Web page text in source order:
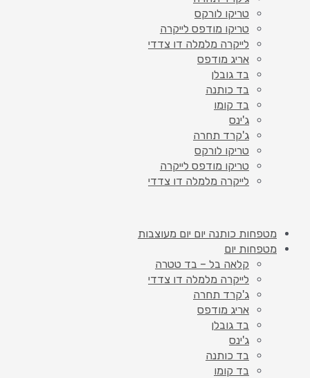
טריקו לורקס
טריקו מודפס לייקרה
לייקרה מלמלה דו צדדי
אריג מודפס
בד גובלן
בד כותנה
בד קומו
ג'ינס
ג'קרד תחרה
טריקו לורקס
טריקו מודפס לייקרה
לייקרה מלמלה דו צדדי
מטפחות כותנה יום יום מעוצבות
מטפחות יום
קלאה בל – בד טטרה
לייקרה מלמלה דו צדדי
ג'קרד תחרה
אריג מודפס
בד גובלן
ג'ינס
בד כותנה
בד קומו